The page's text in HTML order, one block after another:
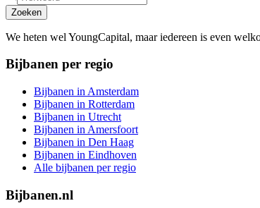
Zoeken
We heten wel YoungCapital, maar iedereen is even
Bijbanen per regio
Bijbanen in Amsterdam
Bijbanen in Rotterdam
Bijbanen in Utrecht
Bijbanen in Amersfoort
Bijbanen in Den Haag
Bijbanen in Eindhoven
Alle bijbanen per regio
Bijbanen.nl